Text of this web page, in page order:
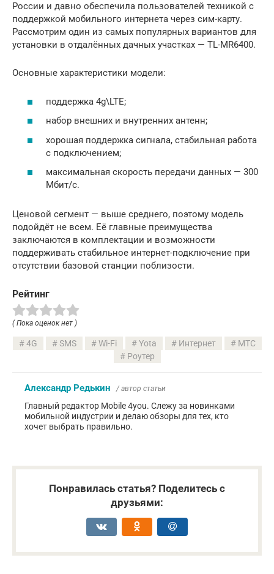
России и давно обеспечила пользователей техникой с
поддержкой мобильного интернета через сим-карту.
Рассмотрим один из самых популярных вариантов для
установки в отдалённых дачных участках — TL-MR6400.
Основные характеристики модели:
поддержка 4g\LTE;
набор внешних и внутренних антенн;
хорошая поддержка сигнала, стабильная работа
с подключением;
максимальная скорость передачи данных — 300
Мбит/с.
Ценовой сегмент — выше среднего, поэтому модель
подойдёт не всем. Её главные преимущества
заключаются в комплектации и возможности
поддерживать стабильное интернет-подключение при
отсутствии базовой станции поблизости.
Рейтинг
( Пока оценок нет )
4G SMS Wi-Fi Yota Интернет
МТС
Роутер
Александр Редькин / автор статьи
Главный редактор Mobile 4you. Слежу за новинками
мобильной индустрии и делаю обзоры для тех, кто
хочет выбрать правильно.
Понравилась статья? Поделитесь с
друзьями: